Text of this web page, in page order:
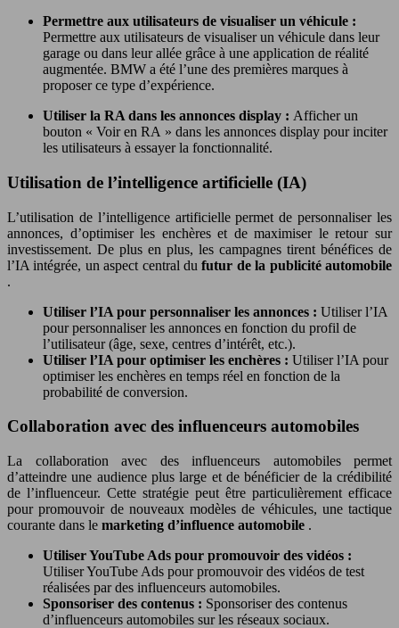
Permettre aux utilisateurs de visualiser un véhicule :
Permettre aux utilisateurs de visualiser un véhicule dans leur
garage ou dans leur allée grâce à une application de réalité
augmentée. BMW a été l’une des premières marques à
proposer ce type d’expérience.
Utiliser la RA dans les annonces display : Afficher un
bouton « Voir en RA » dans les annonces display pour inciter
les utilisateurs à essayer la fonctionnalité.
Utilisation de l’intelligence artificielle (IA)
L’utilisation de l’intelligence artificielle permet de personnaliser les
annonces, d’optimiser les enchères et de maximiser le retour sur
investissement. De plus en plus, les campagnes tirent bénéfices de
l’IA intégrée, un aspect central dufutur de la publicité automobile
.
Utiliser l’IA pour personnaliser les annonces : Utiliser l’IA
pour personnaliser les annonces en fonction du profil de
l’utilisateur (âge, sexe, centres d’intérêt, etc.).
Utiliser l’IA pour optimiser les enchères : Utiliser l’IA pour
optimiser les enchères en temps réel en fonction de la
probabilité de conversion.
Collaboration avec des influenceurs automobiles
La collaboration avec des influenceurs automobiles permet
d’atteindre une audience plus large et de bénéficier de la crédibilité
de l’influenceur. Cette stratégie peut être particulièrement efficace
pour promouvoir de nouveaux modèles de véhicules, une tactique
courante dans le marketing d’influence automobile .
Utiliser YouTube Ads pour promouvoir des vidéos :
Utiliser YouTube Ads pour promouvoir des vidéos de test
réalisées par des influenceurs automobiles.
Sponsoriser des contenus : Sponsoriser des contenus
d’influenceurs automobiles sur les réseaux sociaux.